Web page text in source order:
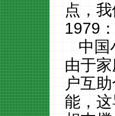
点，
1979
中国
由于
户互
能，